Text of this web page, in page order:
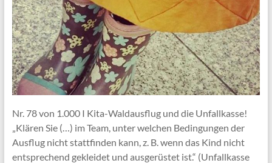
Nr. 78 von 1.000 I Kita-Waldausflug und die Unfallkasse!
„Klären Sie (…) im Team, unter welchen Bedingungen der
Ausflug nicht stattfinden kann, z. B. wenn das Kind nicht
entsprechend gekleidet und ausgerüstet ist.“ (Unfallkasse